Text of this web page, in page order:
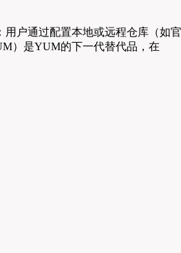
用户通过配置本地或远程仓库（如官
）是YUM的下一代替代品，在